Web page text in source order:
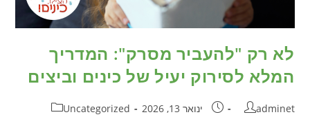
לא רק "להעביר מסרק": המדריך
המלא לסירוק יעיל של כינים וביצים
adminet ינואר 13, 2026 Uncategorized